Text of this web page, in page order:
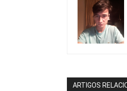
ARTIGOS